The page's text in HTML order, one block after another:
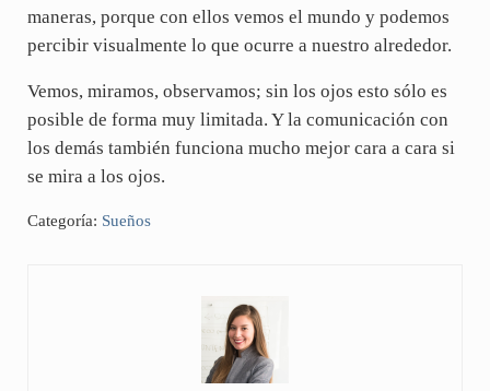
maneras, porque con ellos vemos el mundo y podemos
percibir visualmente lo que ocurre a nuestro alrededor.
Vemos, miramos, observamos; sin los ojos esto sólo es
posible de forma muy limitada. Y la comunicación con
los demás también funciona mucho mejor cara a cara si
se mira a los ojos.
Categoría: Sueños